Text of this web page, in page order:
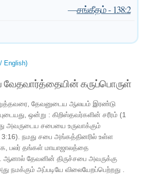
—சங்கீதம் - 138:2
English)
வேதவார்த்தையின் கருப்பொருள்
தேவனுடைய ஆலயம் இரண்டு
ஒன்று : கிறிஸ்தவர்களின் சரீரம் (1
அவருடைய சபையை உருவாக்கும்
நமது சபை அங்கத்தினரில் உள்ள
பலர் தங்கள் மாயாஜாலத்தை
ஆனால் தேவனின் திருச்சபை அவருக்கு
நமக்கும் அப்படியே விலையேறப்பெற்றது .